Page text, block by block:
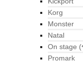
Korg
Monster
Natal
On stage
Promark